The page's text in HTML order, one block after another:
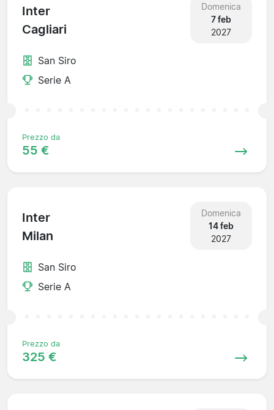
Inter
Cagliari
Domenica
7 feb
2027
San Siro
Serie A
Prezzo da
55 €
Inter
Milan
Domenica
14 feb
2027
San Siro
Serie A
Prezzo da
325 €